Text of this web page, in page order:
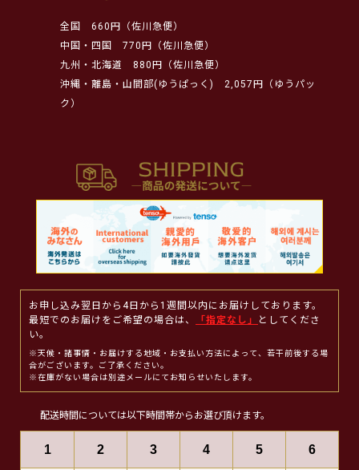
全国
660円（佐川急便）
中国・四国
770円（佐川急便）
九州・北海道
880円（佐川急便）
沖縄・離島・山間部(ゆうぱっく)
2,057円（ゆうパッ
ク）
お申し込み翌日から4日から1週間以内にお届けしております。
最短でのお届けをご希望の場合は、
「指定なし」
としてくださ
い。
※天候・諸事情・お届けする地域・お支払い方法によって、若干前後する場
合がございます。ご了承ください。
※在庫がない場合は別途メールにてお知らせいたします。
配送時間については以下時間帯からお選び頂けます。
1 2 3 4 5 6